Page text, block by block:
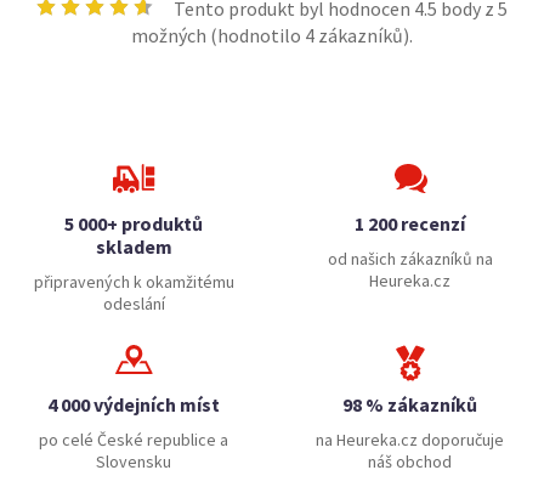
Tento produkt byl hodnocen 4.5 body z 5
možných (hodnotilo 4zákazníků).
5 000+ produktů
skladem
připravených k okamžitému
odeslání
1 200 recenzí
od našich zákazníků na
Heureka.cz
4 000 výdejních míst
po celé České republice a
Slovensku
98 % zákazníků
na Heureka.cz doporučuje
náš obchod